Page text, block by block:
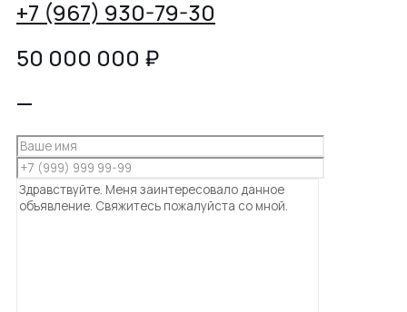
+7 (967) 930-79-30
50 000 000 ₽
—